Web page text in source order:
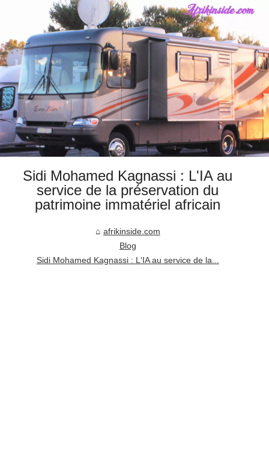
Sidi Mohamed Kagnassi : L'IA au
service de la préservation du
patrimoine immatériel africain
afrikinside.com
Blog
Sidi Mohamed Kagnassi : L'IA au service de la...